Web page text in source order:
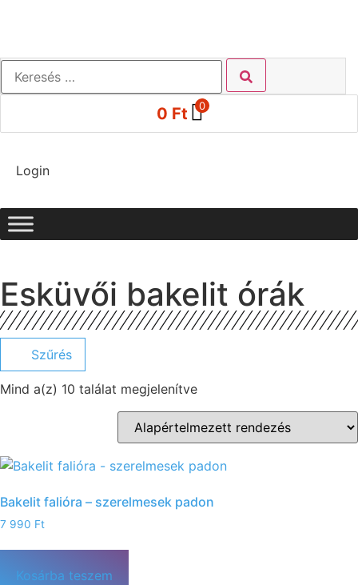
0 Ft 0
Login
Esküvői bakelit órák
Szűrés
Mind a(z) 10 találat megjelenítve
Bakelit falióra – szerelmesek padon
7 990 Ft
Kosárba teszem